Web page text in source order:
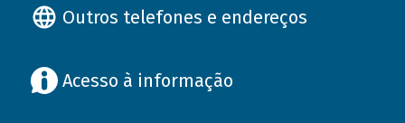
Outros telefones e endereços
Acesso à informação